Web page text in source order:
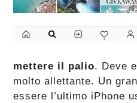
mettere il palio. Deve
molto allettante. Un
essere l’ultimo iPhone